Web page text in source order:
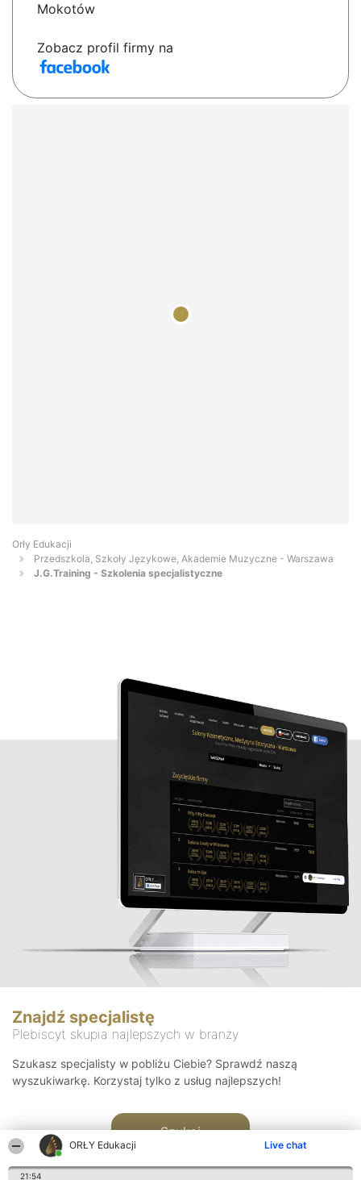
ORŁY Edukacji Live chat
21:54
Mokotów
Zobacz profil firmy na
Orły Edukacji
Przedszkola, Szkoły Językowe, Akademie Muzyczne - Warszawa
J.G.Training - Szkolenia specjalistyczne
Znajdź specjalistę
Plebiscyt skupia najlepszych w branży
Szukasz specjalisty w pobliżu Ciebie? Sprawdź naszą
wyszukiwarkę. Korzystaj tylko z usług najlepszych!
Szukaj